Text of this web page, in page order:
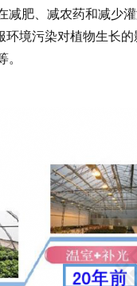
肥、减农药和减少
境污染对植物生长